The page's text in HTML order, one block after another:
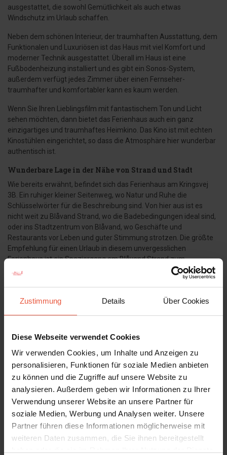
Zustimmung Details Über Cookies
Diese Webseite verwendet Cookies
Wir verwenden Cookies, um Inhalte und Anzeigen zu
personalisieren, Funktionen für soziale Medien anbieten
zu können und die Zugriffe auf unsere Website zu
analysieren. Außerdem geben wir Informationen zu Ihrer
Verwendung unserer Website an unsere Partner für
soziale Medien, Werbung und Analysen weiter. Unsere
Partner führen diese Informationen möglicherweise mit
weiteren Daten zusammen, die Sie ihnen bereitgestellt
ausgestattet, die sowohl Gemütlichkeit als auch etwas
Windschutz im Urlaub schaffen.
Neben dem schönen Interieur, der traumhaften Ausstattung, dem
Funktionalen und Luxuriösen ist das Haus mit viel Komfort und
moderner Technik ausgestattet. Überall im Haus ist eine
Fußbodenheizung installiert und es gibt ein Sonos-System,
außerdem verfügt jedes Zimmer über einen Fernseher-
traumhafter und komfortabler kann es kaum werden.
Wenn Sie Ihren Lieblingsfilm mit fantastischem Ton und Licht
sehen möchten, dann bietet das Ferienhaus auch ein ganz
einzigartiges und traumhaftes Heimkino. Das Kino ist mit echten
Kinostühlen eingerichtet, so dass die Atmosphäre hier wunderbar
authentisch ist.
Wunderbare Lage in der Nähe von Strand und Stadt
Wie bereits erwähnt, befindet sich das Ferienhaus am Kringsvej
3B. Ein ruhiger kleiner Seitenweg, wo Natur und Ruhe die
Schlüsselwörter für die Beschreibung sind. Von hier aus ist es
nicht weit zu Blåvand Strand, wo die Badebedingungen ideal sind,
oder ins Stadtzentrum von Blåvand, wo Geschäfte und
Restaurants vor Leben und guter Stimmung strotzen. Die größte
Empfehlung für einen Urlaub in diesem unvergesslichen
Ferienhaus ist ein Spaziergang am Blåvand Strand zum
Leuchtturm von Blåvandshuk. Die Natur hier ist so einzigartig und
schön, dass sie ein Leben lang große und kleine Erinnerungen
Das Haus ist ein Nichtraucherhaus und Jugendgruppen sind nicht
Es ist zu erwähnen, dass beim Hausbau Einsparungen beim
und die Pumpen sind frequenzgesteuert.